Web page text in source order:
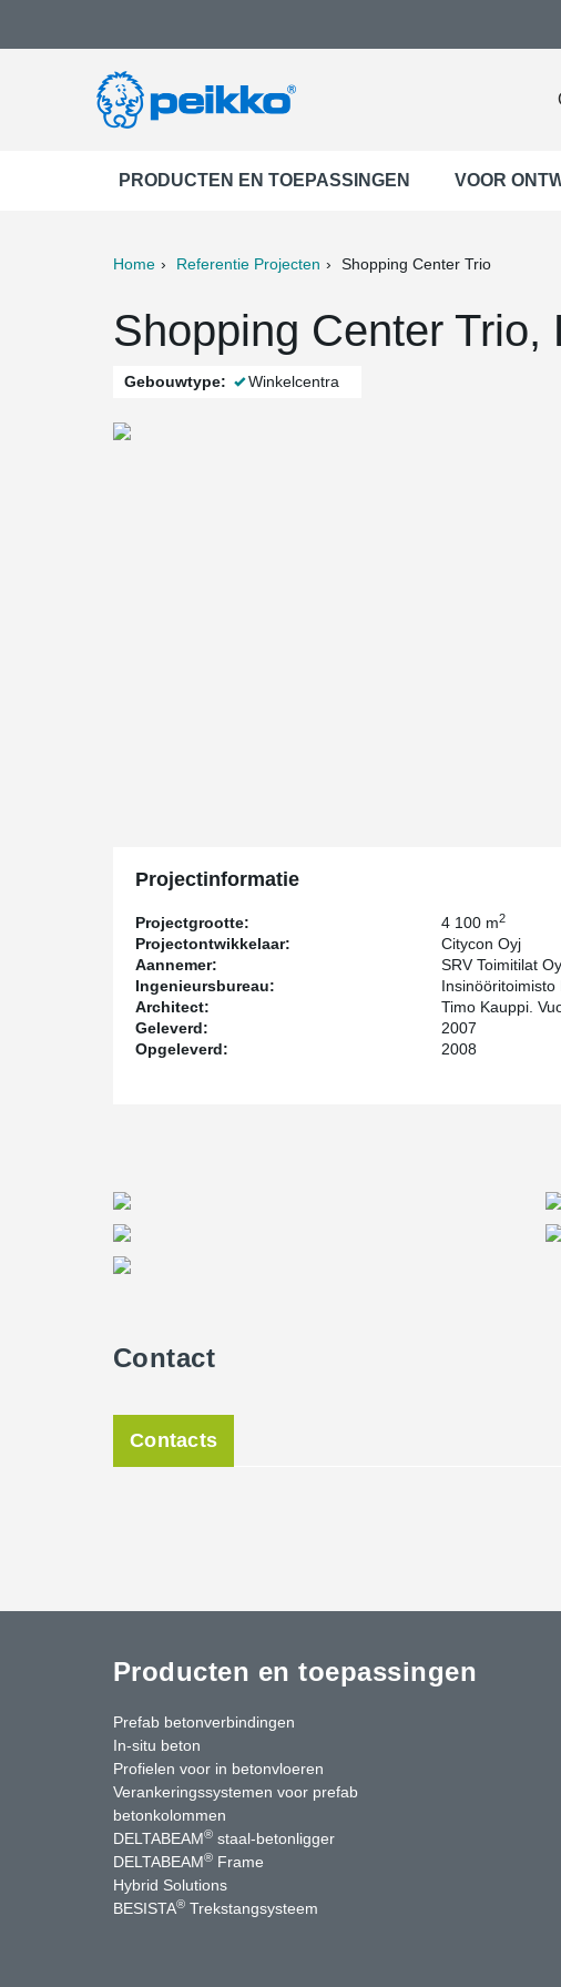
PRODUCTEN EN TOEPASSINGEN VOOR
Home Referentie Projecten Shopping Center Trio
Shopping Center Trio,
Gebouwtype: Winkelcentra
Projectinformatie
Projectgrootte: 4 100 m2
Projectontwikkelaar:
Citycon Oyj
Aannemer:
SRV Toimitilat Oy
Ingenieursbureau:
Architect:
Timo Kauppi.
Geleverd:
2007
Opgeleverd:
2008
Contact
Contacts
Producten en toepassingen
Prefab betonverbindingen
In-situ beton
Profielen voor in betonvloeren
Verankeringssystemen voor prefab
betonkolommen
DELTABEAM® staal-betonligger
DELTABEAM® Frame
Hybrid Solutions
BESISTA® Trekstangsysteem